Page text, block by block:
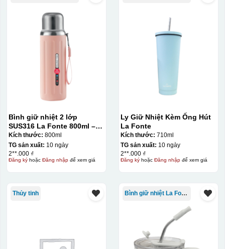
Bình giữ nhiệt 2 lớp
SUS316 La Fonte 800ml –
012720
Kích thước: 800ml
TG sản xuất: 10 ngày
2**.000 ₫
Đăng kýhoặc Đăng nhậpđể xem giá
Ly Giữ Nhiệt Kèm Ống Hút
La Fonte
Kích thước: 710ml
TG sản xuất: 10 ngày
2**.000 ₫
Đăng kýhoặc Đăng nhậpđể xem giá
Thủy tinh Bình giữ nhiệt La Fonte